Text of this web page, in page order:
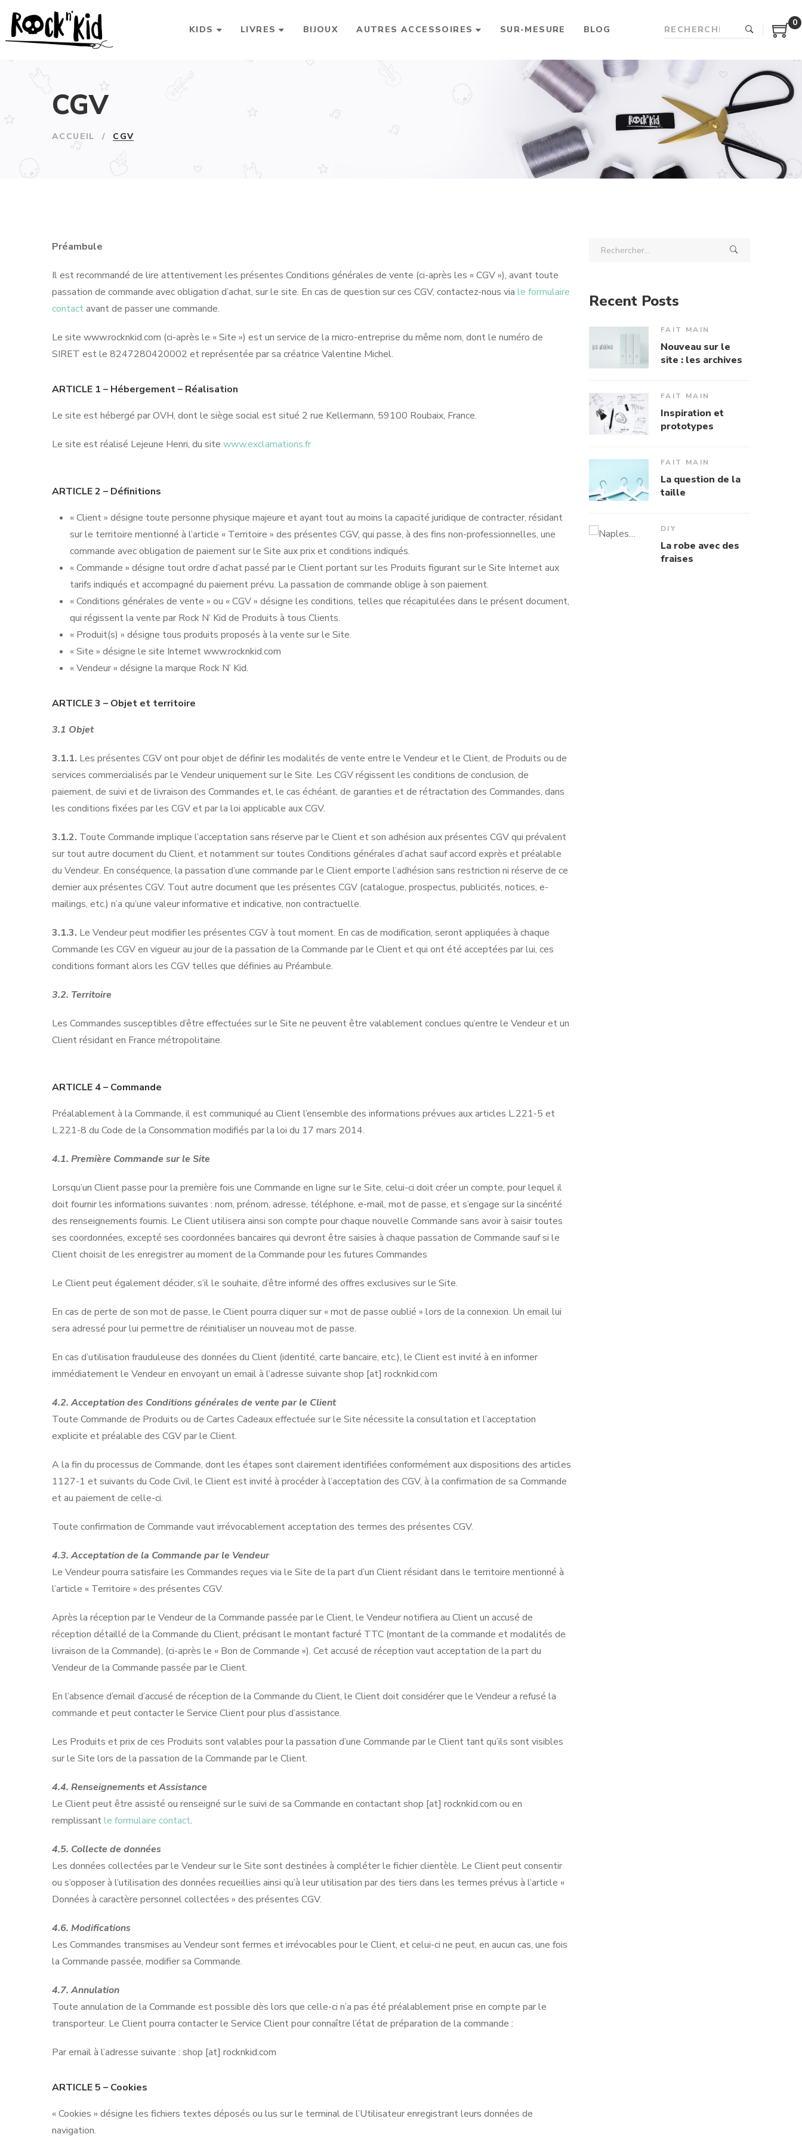
KIDS LIVRES BIJOUX AUTRES ACCESSOIRES SUR-MESURE BLOG
0
CGV
ACCUEIL / CGV
Préambule
Il est recommandé de lire attentivement les présentes Conditions générales de vente (ci-après les « CGV »), avant toute
passation de commande avec obligation d’achat, sur le site. En cas de question sur ces CGV, contactez-nous via le formulaire
contactavant de passer une commande.
Le site www.rocknkid.com (ci-après le « Site ») est un service de la micro-entreprise du même nom, dont le numéro de
SIRET est le 8247280420002 et représentée par sa créatrice Valentine Michel.
ARTICLE 1 – Hébergement – Réalisation
Le site est hébergé par OVH, dont le siège social est situé 2 rue Kellermann, 59100 Roubaix, France.
Le site est réalisé Lejeune Henri, du site www.exclamations.fr
ARTICLE 2 – Définitions
« Client » désigne toute personne physique majeure et ayant tout au moins la capacité juridique de contracter, résidant
sur le territoire mentionné à l’article « Territoire » des présentes CGV, qui passe, à des fins non-professionnelles, une
commande avec obligation de paiement sur le Site aux prix et conditions indiqués.
« Commande » désigne tout ordre d’achat passé par le Client portant sur les Produits figurant sur le Site Internet aux
tarifs indiqués et accompagné du paiement prévu. La passation de commande oblige à son paiement.
« Conditions générales de vente » ou « CGV » désigne les conditions, telles que récapitulées dans le présent document,
qui régissent la vente par Rock N’ Kid de Produits à tous Clients.
« Produit(s) » désigne tous produits proposés à la vente sur le Site.
« Site » désigne le site Internet www.rocknkid.com
« Vendeur » désigne la marque Rock N’ Kid.
ARTICLE 3 – Objet et territoire
3.1 Objet
3.1.1. Les présentes CGV ont pour objet de définir les modalités de vente entre le Vendeur et le Client, de Produits ou de
services commercialisés par le Vendeur uniquement sur le Site. Les CGV régissent les conditions de conclusion, de
paiement, de suivi et de livraison des Commandes et, le cas échéant, de garanties et de rétractation des Commandes, dans
les conditions fixées par les CGV et par la loi applicable aux CGV.
3.1.2. Toute Commande implique l’acceptation sans réserve par le Client et son adhésion aux présentes CGV qui prévalent
sur tout autre document du Client, et notamment sur toutes Conditions générales d’achat sauf accord exprès et préalable
du Vendeur. En conséquence, la passation d’une commande par le Client emporte l’adhésion sans restriction ni réserve de ce
dernier aux présentes CGV. Tout autre document que les présentes CGV (catalogue, prospectus, publicités, notices, e-
mailings, etc.) n’a qu’une valeur informative et indicative, non contractuelle.
3.1.3. Le Vendeur peut modifier les présentes CGV à tout moment. En cas de modification, seront appliquées à chaque
Commande les CGV en vigueur au jour de la passation de la Commande par le Client et qui ont été acceptées par lui, ces
conditions formant alors les CGV telles que définies au Préambule.
3.2. Territoire
Les Commandes susceptibles d’être effectuées sur le Site ne peuvent être valablement conclues qu’entre le Vendeur et un
Client résidant en France métropolitaine.
ARTICLE 4 – Commande
Préalablement à la Commande, il est communiqué au Client l’ensemble des informations prévues aux articles L.221-5 et
L.221-8 du Code de la Consommation modifiés par la loi du 17 mars 2014.
4.1. Première Commande sur le Site
Lorsqu’un Client passe pour la première fois une Commande en ligne sur le Site, celui-ci doit créer un compte, pour lequel il
doit fournir les informations suivantes : nom, prénom, adresse, téléphone, e-mail, mot de passe, et s’engage sur la sincérité
des renseignements fournis. Le Client utilisera ainsi son compte pour chaque nouvelle Commande sans avoir à saisir toutes
ses coordonnées, excepté ses coordonnées bancaires qui devront être saisies à chaque passation de Commande sauf si le
Client choisit de les enregistrer au moment de la Commande pour les futures Commandes
Le Client peut également décider, s’il le souhaite, d’être informé des offres exclusives sur le Site.
En cas de perte de son mot de passe, le Client pourra cliquer sur « mot de passe oublié » lors de la connexion. Un email lui
sera adressé pour lui permettre de réinitialiser un nouveau mot de passe.
En cas d’utilisation frauduleuse des données du Client (identité, carte bancaire, etc.), le Client est invité à en informer
immédiatement le Vendeur en envoyant un email à l’adresse suivante shop [at] rocknkid.com
4.2. Acceptation des Conditions générales de vente par le Client
Toute Commande de Produits ou de Cartes Cadeaux effectuée sur le Site nécessite la consultation et l’acceptation
explicite et préalable des CGV par le Client.
A la fin du processus de Commande, dont les étapes sont clairement identifiées conformément aux dispositions des articles
1127-1 et suivants du Code Civil, le Client est invité à procéder à l’acceptation des CGV, à la confirmation de sa Commande
et au paiement de celle-ci.
Toute confirmation de Commande vaut irrévocablement acceptation des termes des présentes CGV.
4.3. Acceptation de la Commande par le Vendeur
Le Vendeur pourra satisfaire les Commandes reçues via le Site de la part d’un Client résidant dans le territoire mentionné à
l’article « Territoire » des présentes CGV.
Après la réception par le Vendeur de la Commande passée par le Client, le Vendeur notifiera au Client un accusé de
réception détaillé de la Commande du Client, précisant le montant facturé TTC (montant de la commande et modalités de
livraison de la Commande), (ci-après le « Bon de Commande »). Cet accusé de réception vaut acceptation de la part du
Vendeur de la Commande passée par le Client.
En l’absence d’email d’accusé de réception de la Commande du Client, le Client doit considérer que le Vendeur a refusé la
commande et peut contacter le Service Client pour plus d’assistance.
Les Produits et prix de ces Produits sont valables pour la passation d’une Commande par le Client tant qu’ils sont visibles
sur le Site lors de la passation de la Commande par le Client.
4.4. Renseignements et Assistance
Le Client peut être assisté ou renseigné sur le suivi de sa Commande en contactant shop [at] rocknkid.com ou en
remplissantle formulaire contact.
4.5. Collecte de données
Les données collectées par le Vendeur sur le Site sont destinées à compléter le fichier clientèle. Le Client peut consentir
ou s’opposer à l’utilisation des données recueillies ainsi qu’à leur utilisation par des tiers dans les termes prévus à l’article «
Données à caractère personnel collectées » des présentes CGV.
4.6. Modifications
Les Commandes transmises au Vendeur sont fermes et irrévocables pour le Client, et celui-ci ne peut, en aucun cas, une fois
la Commande passée, modifier sa Commande.
4.7. Annulation
Toute annulation de la Commande est possible dès lors que celle-ci n’a pas été préalablement prise en compte par le
transporteur. Le Client pourra contacter le Service Client pour connaître l’état de préparation de la commande :
Par email à l’adresse suivante : shop [at] rocknkid.com
ARTICLE 5 – Cookies
« Cookies » désigne les fichiers textes déposés ou lus sur le terminal de l’Utilisateur enregistrant leurs données de
navigation.
Recent Posts
FAIT MAIN
Nouveau sur le
site : les archives
FAIT MAIN
Inspiration et
prototypes
FAIT MAIN
La question de la
taille
DIY
La robe avec des
fraises